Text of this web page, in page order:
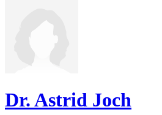
Dr. Astrid Joch